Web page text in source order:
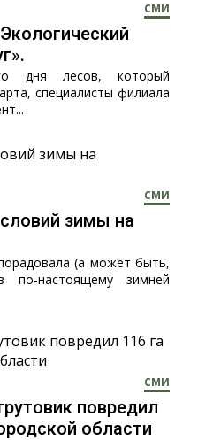
СМИ
дня лесов, который
специалисты филиала
СМИ
зимы на
(а может быть,
по-настоящему зимней
СМИ
повредил
области